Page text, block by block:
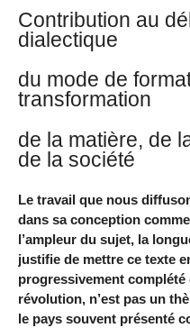
Contribution au
dialectique
du mode de
transformation
de la matière, de
de la société
Le travail que nous
dans sa conception
l’ampleur du sujet, la
justifie de mettre ce texte
progressivement
révolution, n’est pas un
le pays souvent présenté